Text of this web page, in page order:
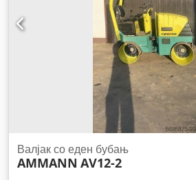
Валјак со еден бубањ
AMMANN AV12-2